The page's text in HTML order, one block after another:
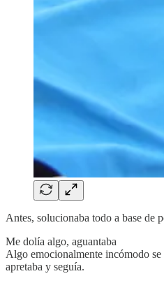
Antes, solucionaba todo a base de
Me dolía algo, aguantaba
Algo emocionalmente incómodo
apretaba y seguía.